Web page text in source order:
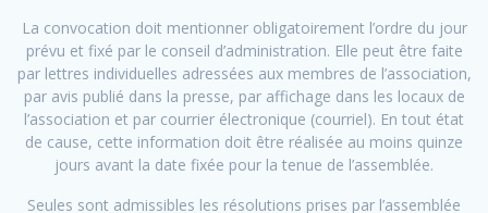
La convocation doit mentionner obligatoirement l’ordre du jour
prévu et fixé par le conseil d’administration. Elle peut être faite
par lettres individuelles adressées aux membres de l’association,
par avis publié dans la presse, par affichage dans les locaux de
l’association et par courrier électronique (courriel). En tout état
de cause, cette information doit être réalisée au moins quinze
jours avant la date fixée pour la tenue de l’assemblée.
Seules sont admissibles les résolutions prises par l’assemblée